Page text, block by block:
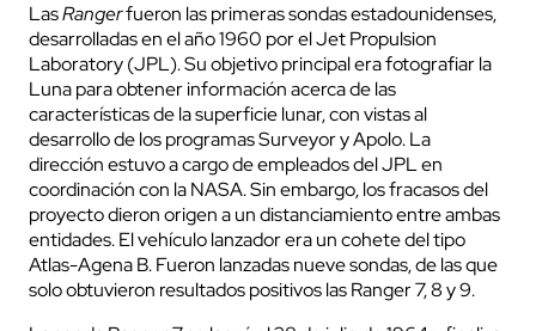
LasRangerfueron las primeras sondas estadounidenses,
desarrolladas en el año 1960 por el Jet Propulsion
Laboratory (JPL). Su objetivo principal era fotografiar la
Luna para obtener información acerca de las
características de la superficie lunar, con vistas al
desarrollo de los programas Surveyor y Apolo. La
dirección estuvo a cargo de empleados del JPL en
coordinación con la NASA. Sin embargo, los fracasos del
proyecto dieron origen a un distanciamiento entre ambas
entidades. El vehículo lanzador era un cohete del tipo
Atlas-Agena B. Fueron lanzadas nueve sondas, de las que
solo obtuvieron resultados positivos las Ranger 7, 8 y 9.